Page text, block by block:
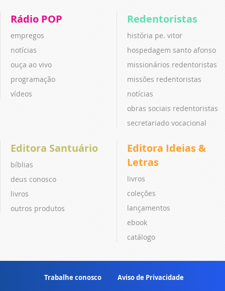
Rádio POP
empregos
notícias
ouça ao vivo
programação
vídeos
Redentoristas
história pe. vitor
hospedagem santo afonso
missionários redentoristas
missões redentoristas
notícias
obras sociais redentoristas
secretariado vocacional
Editora Santuário
bíblias
deus conosco
livros
outros produtos
Editora Ideias &
Letras
livros
coleções
lançamentos
ebook
catálogo
Trabalhe conosco Aviso de Privacidade